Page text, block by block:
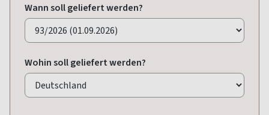
Wann soll geliefert werden?
Wohin soll geliefert werden?